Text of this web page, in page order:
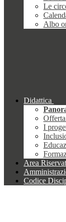
Le
Albo
Didattica
I
Area
Codice